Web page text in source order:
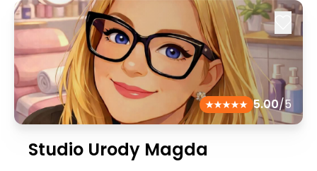
5.00/5
Studio Urody Magda